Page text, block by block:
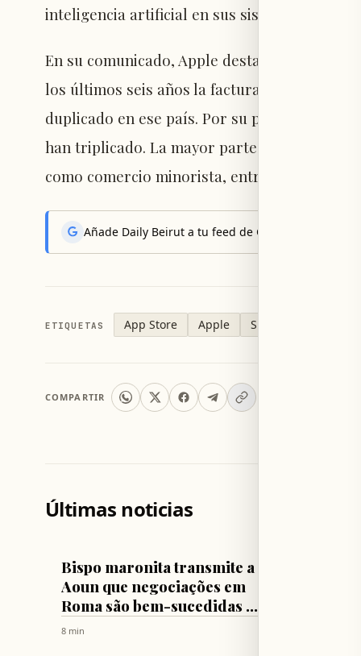
inteligencia artificial en sus sistemas
En su comunicado, Apple destacó el
los últimos seis años la facturación y ventas
duplicado en ese país. Por su parte, en
han triplicado. La mayor parte de este
como comercio minorista, entrega de
Añade Daily Beirut a tu feed de Google News y
ETIQUETAS App Store Apple Siri
COMPARTIR
Últimas noticias
LÍBANO
Bispo maronita transmite a
Aoun que negociações em
Roma são bem-sucedidas e
Israel deve cooperar
8 min